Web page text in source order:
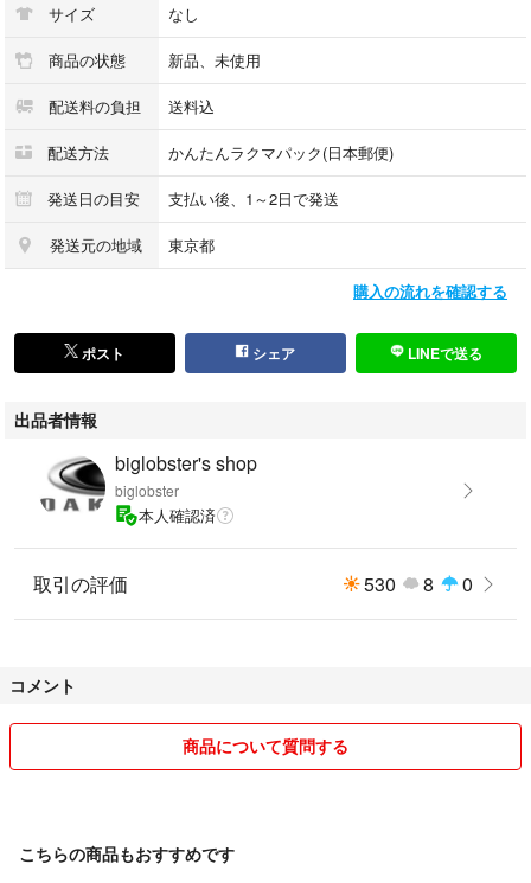
サイズ なし
商品の状態 新品、未使用
配送料の負担 送料込
配送方法 かんたんラクマパック(日本郵便)
発送日の目安 支払い後、1～2日で発送
発送元の地域 東京都
購入の流れを確認する
ポスト シェア LINEで送る
出品者情報
biglobster's shop
biglobster
本人確認済
取引の評価 530 8 0
コメント
商品について質問する
こちらの商品もおすすめです